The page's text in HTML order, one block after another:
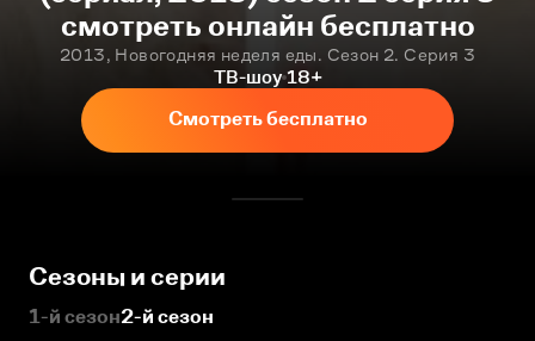
смотреть онлайн бесплатно
2013, Новогодняя неделя еды. Сезон 2. Серия 3
ТВ-шоу 18+
Смотреть бесплатно
Сезоны и серии
1-й сезон2-й сезон